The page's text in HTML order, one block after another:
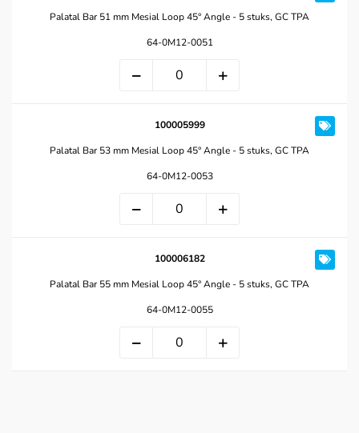
Palatal Bar 51 mm Mesial Loop 45° Angle - 5 stuks, GC TPA
64-0M12-0051
100005999
Palatal Bar 53 mm Mesial Loop 45° Angle - 5 stuks, GC TPA
64-0M12-0053
100006182
Palatal Bar 55 mm Mesial Loop 45° Angle - 5 stuks, GC TPA
64-0M12-0055